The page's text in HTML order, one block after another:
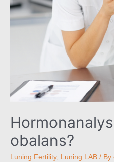
obalans?
Luning Fertility, Luning LAB / By